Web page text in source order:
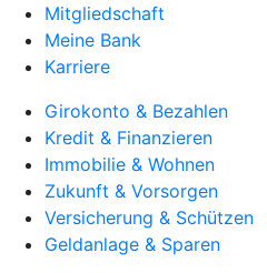
Mitgliedschaft
Meine Bank
Karriere
Girokonto & Bezahlen
Kredit & Finanzieren
Immobilie & Wohnen
Zukunft & Vorsorgen
Versicherung & Schützen
Geldanlage & Sparen